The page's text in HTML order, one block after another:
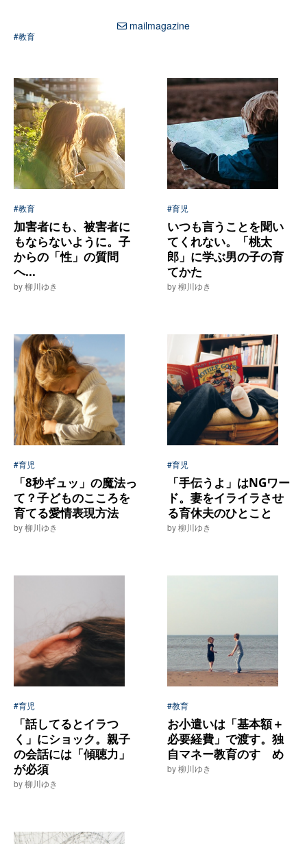
mailmagazine
#教育
#教育
加害者にも、被害者に
もならないように。子
からの「性」の質問
へ...
by 柳川ゆき
#育児
いつも言うことを聞い
てくれない。「桃太
郎」に学ぶ男の子の育
てかた
by 柳川ゆき
#育児
「8秒ギュッ」の魔法っ
て？子どものこころを
育てる愛情表現方法
by 柳川ゆき
#育児
「手伝うよ」はNGワー
ド。妻をイライラさせ
る育休夫のひとこと
by 柳川ゆき
#育児
「話してるとイラつ
く」にショック。親子
の会話には「傾聴力」
が必須
by 柳川ゆき
#教育
お小遣いは「基本額＋
必要経費」で渡す。独
自マネー教育のすゝめ
by 柳川ゆき